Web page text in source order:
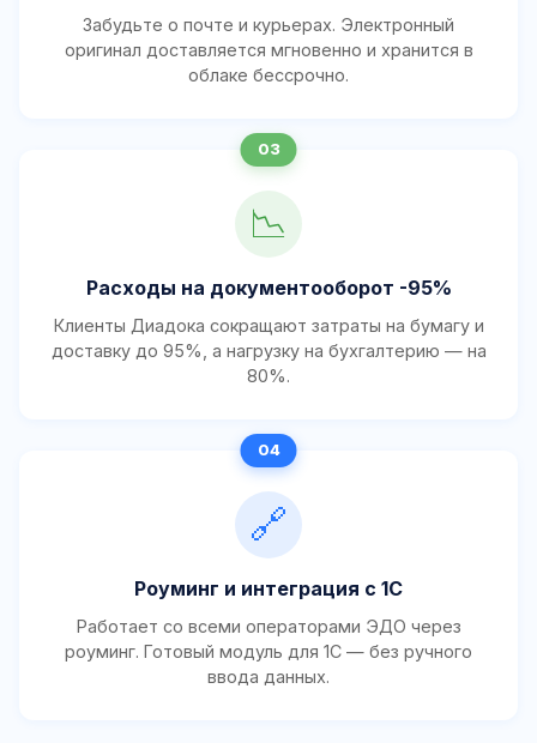
Забудьте о почте и курьерах. Электронный
оригинал доставляется мгновенно и хранится в
облаке бессрочно.
📉
Расходы на документооборот -95%
Клиенты Диадока сокращают затраты на бумагу и
доставку до 95%, а нагрузку на бухгалтерию — на
80%.
🔗
Роуминг и интеграция с 1С
Работает со всеми операторами ЭДО через
роуминг. Готовый модуль для 1С — без ручного
ввода данных.